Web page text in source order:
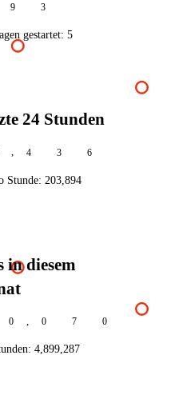
9 3
gestartet: 5
24 Stunden
, 4 4 8
Stunde: 203,894
in diesem
0 0 8 2
4,899,299